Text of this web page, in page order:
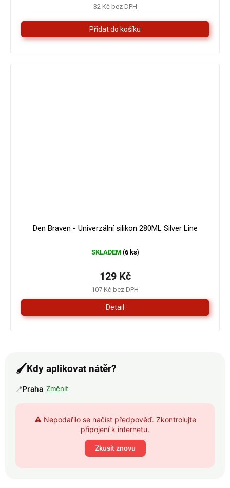
z
5
hvězdiček.
32 Kč bez DPH
Den Braven - Univerzální silikon 280ML Silver Line
SKLADEM (6 ks)
107 Kč bez DPH
129 Kč
Detail
🖌️Kdy aplikovat nátěr?
📍Praha Změnit
⚠️ Nepodařilo se načíst předpověď. Zkontrolujte
připojení k internetu.
Zkusit znovu